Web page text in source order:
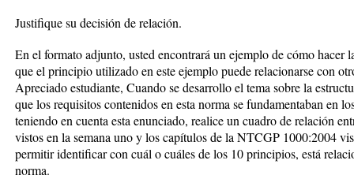
Justifique su decisión de relación.
En el formato adjunto, usted encontrará un ejemplo de cómo hacer
que el principio utilizado en este ejemplo puede relacionarse con
Apreciado estudiante, Cuando se desarrollo el tema sobre la
que los requisitos contenidos en esta norma se fundamentaban en
teniendo en cuenta esta enunciado, realice un cuadro de relación
vistos en la semana uno y los capítulos de la NTCGP 1000:2004
permitir identificar con cuál o cuáles de los 10 principios, está
norma.